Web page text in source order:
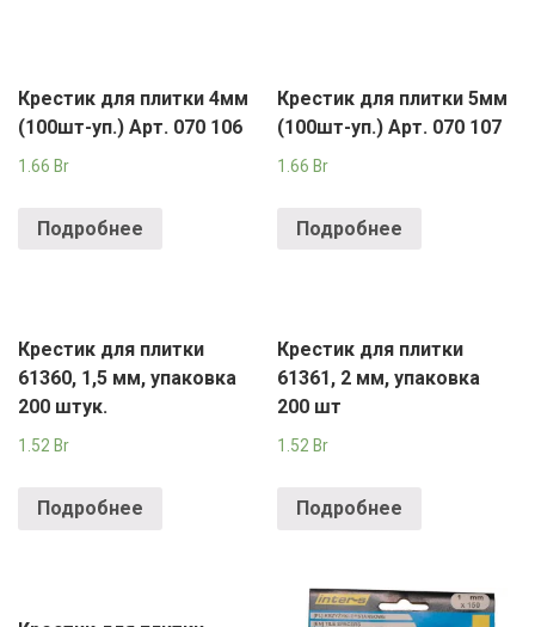
Крестик для плитки 4мм
(100шт-уп.) Арт. 070 106
1.66 Br
Подробнее
Крестик для плитки 5мм
(100шт-уп.) Арт. 070 107
1.66 Br
Подробнее
Крестик для плитки
61360, 1,5 мм, упаковка
200 штук.
1.52 Br
Подробнее
Крестик для плитки
61361, 2 мм, упаковка
200 шт
1.52 Br
Подробнее